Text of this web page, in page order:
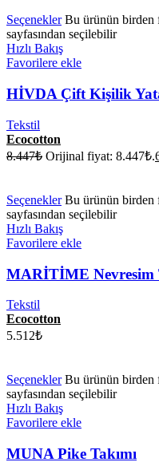
Seçenekler Bu ürünün birden
sayfasından seçilebilir
Hızlı Bakış
Favorilere ekle
HİVDA Çift Kişilik
Tekstil
Ecocotton
8.447₺ Orijinal fiyat: 8.447₺.
Seçenekler Bu ürünün birden
sayfasından seçilebilir
Hızlı Bakış
Favorilere ekle
MARİTİME Nevresim
Tekstil
Ecocotton
5.512₺
Seçenekler Bu ürünün birden
sayfasından seçilebilir
Hızlı Bakış
Favorilere ekle
MUNA Pike Takımı